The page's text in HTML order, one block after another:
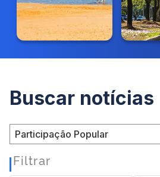
Buscar notícias
Filtrar